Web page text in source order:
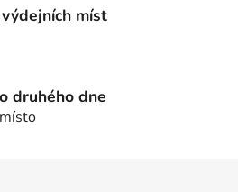
k
p
i
míst
druhého dne